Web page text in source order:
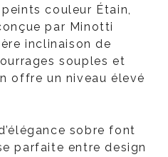
couleur Étain,
par Minotti
inclinaison de
souples et
offre un niveau élevé
sobre font
parfaite entre design